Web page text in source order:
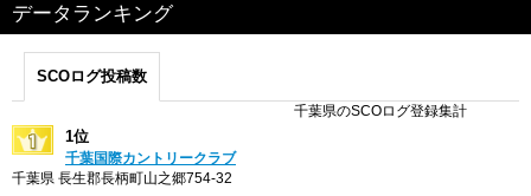
データランキング
SCOログ投稿数
千葉県のSCOログ登録集計
1位
千葉国際カントリークラブ
千葉県 長生郡長柄町山之郷754-32